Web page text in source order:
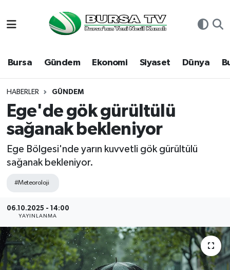
Bursa Gündem Ekonomi Siyaset Dünya
HABERLER GÜNDEM
Ege'de gök gürültülü
sağanak bekleniyor
Ege Bölgesi'nde yarın kuvvetli gök gürültülü
sağanak bekleniyor.
#Meteoroloji
06.10.2025 - 14:00
YAYINLANMA
Bursa
Dünya
Eğitim
Ekonomi
Sağlık
Hava Durumu
Namaz Vakitleri
Trafik Durumu
Süper Lig Puan Durumu ve Fikstür
Tüm Manşetler